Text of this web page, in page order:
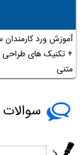
آموزش ورد کارمندان
+ تکنیک های
متنی